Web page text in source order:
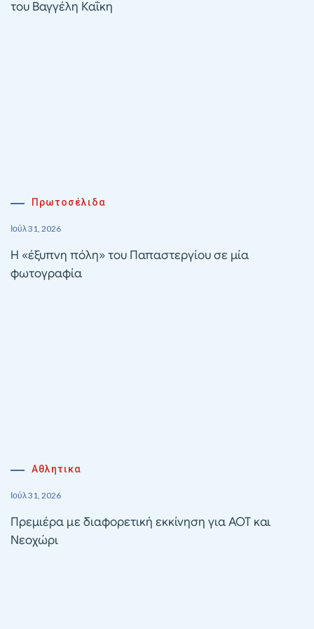
του Βαγγέλη Καΐκη
Πρωτοσέλιδα
Ιούλ 31, 2026
Η «έξυπνη πόλη» του Παπαστεργίου σε μία
φωτογραφία
Αθλητικα
Ιούλ 31, 2026
Πρεμιέρα με διαφορετική εκκίνηση για ΑΟΤ και
Νεοχώρι